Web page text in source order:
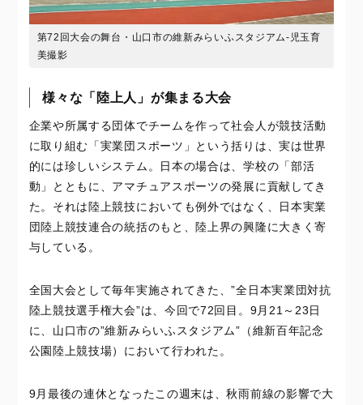
第72回大会の舞台・山口市の維新みらいふスタジアム-児玉育
美撮影
様々な「陸上人」が集まる大会
企業や所属する団体でチームを作って社会人が競技活動
に取り組む「実業団スポーツ」という括りは、実は世界
的には珍しいシステム。日本の場合は、学校の「部活
動」とともに、アマチュアスポーツの発展に貢献してき
た。それは陸上競技においても例外ではなく、日本実業
団陸上競技連合の統括のもと、陸上界の興隆に大きく寄
与している。
全国大会として毎年実施されてきた、”全日本実業団対抗
陸上競技選手権大会”は、今回で72回目。9月21～23日
に、山口市の”維新みらいふスタジアム”（維新百年記念
公園陸上競技場）において行われた。
9月最後の連休となったこの週末は、秋雨前線の影響で大